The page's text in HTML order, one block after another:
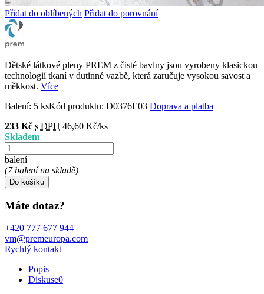
Přidat do oblíbených Přidat do porovnání
Dětské látkové pleny PREM z čisté bavlny jsou vyrobeny klasickou
technologií tkaní v dutinné vazbě, která zaručuje vysokou savost a
měkkost. Více
Balení: 5 ksKód produktu: D0376E03 Doprava a platba
233 Kč s DPH 46,60 Kč/ks
Skladem
balení
(7 balení na skladě)
Do košíku
Máte dotaz?
+420 777 677 944
vm@premeuropa.com
Rychlý kontakt
Popis
Diskuse0